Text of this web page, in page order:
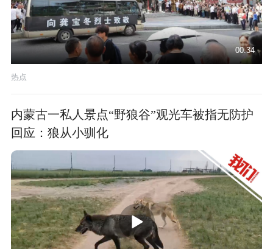
00:34
热点
内蒙古一私人景点“野狼谷”观光车被指无防护
回应：狼从小驯化